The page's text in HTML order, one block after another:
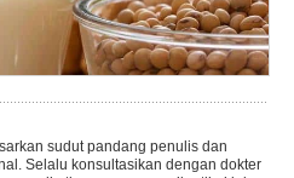
sudut pandang penulis dan
Selalu konsultasikan dengan dokter